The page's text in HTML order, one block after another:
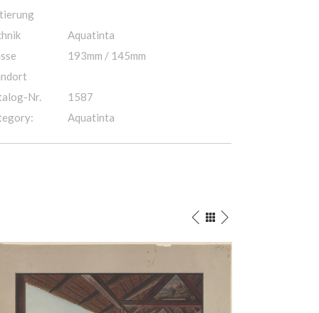
Aquatinta
193mm / 145mm
Nr.
1587
Aquatinta